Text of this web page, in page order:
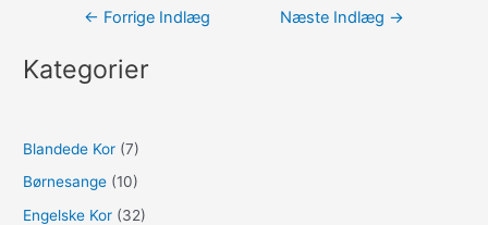
Indlægsnavigation
← Forrige Indlæg Næste Indlæg →
Kategorier
Blandede Kor (7)
Børnesange (10)
Engelske Kor (32)